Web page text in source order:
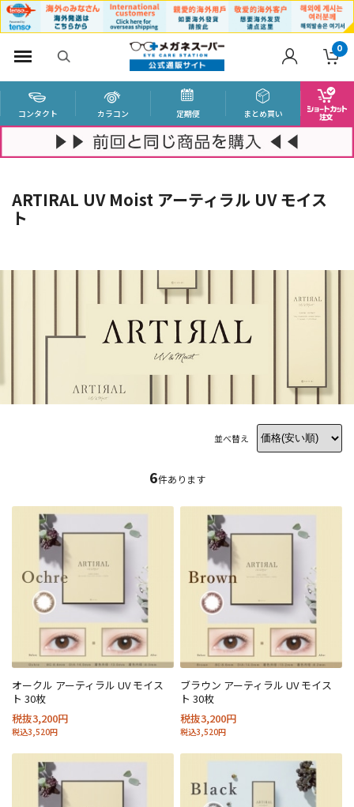
0
コンタクト カラコン 定期便 まとめ買い
ARTIRAL UV Moist アーティラル UV モイス
ト
並べ替え
6件あります
オークル アーティラル UV モイス
ト 30枚
税抜3,200円
税込3,520円
ブラウン アーティラル UV モイス
ト 30枚
税抜3,200円
税込3,520円